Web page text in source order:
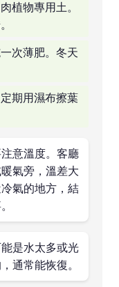
植物專用土。
次薄肥。冬天
期用濕布擦葉
意溫度。客廳
氣旁，溫差大
氣的地方，結
是水太多或光
通常能恢復。